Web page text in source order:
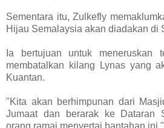
Sementara itu, Zulkefly
Hijau Semalaysia akan diadakan di
Ia bertujuan untuk meneruskan
membatalkan kilang Lynas yang
Kuantan.
"Kita akan berhimpunan dari
Jumaat dan berarak ke Dataran
orang ramai menyertai bantahan